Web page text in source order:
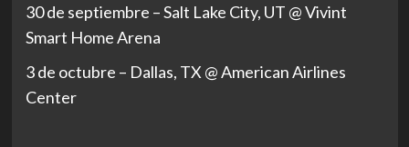
30 de septiembre – Salt Lake City, UT @ Vivint
Smart Home Arena
3 de octubre – Dallas, TX @ American Airlines
Center